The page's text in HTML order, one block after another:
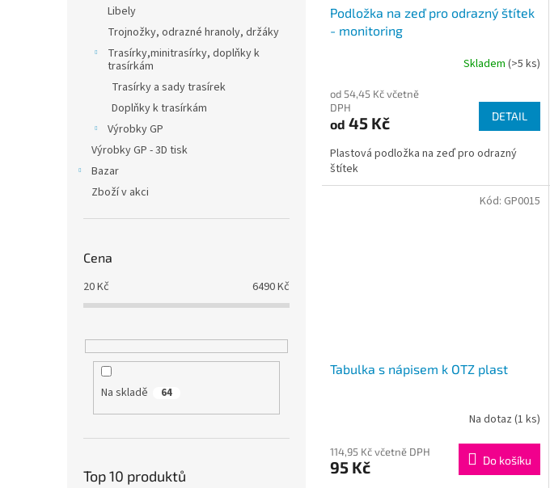
Libely
Trojnožky, odrazné hranoly, držáky
Trasírky,minitrasírky, doplňky k
trasírkám
Trasírky a sady trasírek
Doplňky k trasírkám
Výrobky GP
Výrobky GP - 3D tisk
Bazar
Zboží v akci
Cena
20Kč 6490Kč
Na skladě 64
Top 10 produktů
Podložka na zeď pro odrazný štítek
- monitoring
Skladem (>5 ks)
od 54,45 Kč včetně
DPH
od 45 Kč DETAIL
Plastová podložka na zeď pro odrazný
štítek
Tabulka s nápisem k OTZ plast
Na dotaz (1 ks)
114,95 Kč včetně DPH
95 Kč Do košíku
Kód: GP0015